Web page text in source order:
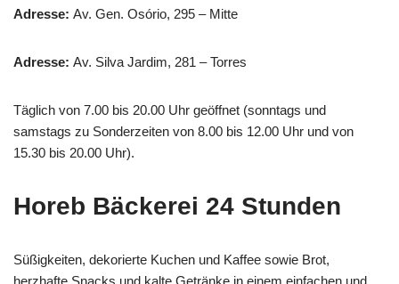
Adresse: Av. Gen. Osório, 295 – Mitte
Adresse: Av. Silva Jardim, 281 – Torres
Täglich von 7.00 bis 20.00 Uhr geöffnet (sonntags und
samstags zu Sonderzeiten von 8.00 bis 12.00 Uhr und von
15.30 bis 20.00 Uhr).
Horeb Bäckerei 24 Stunden
Süßigkeiten, dekorierte Kuchen und Kaffee sowie Brot,
herzhafte Snacks und kalte Getränke in einem einfachen und